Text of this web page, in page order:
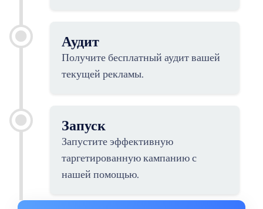
Аудит
Получите бесплатный аудит вашей
текущей рекламы.
Запуск
Запустите эффективную
таргетированную кампанию с
нашей помощью.